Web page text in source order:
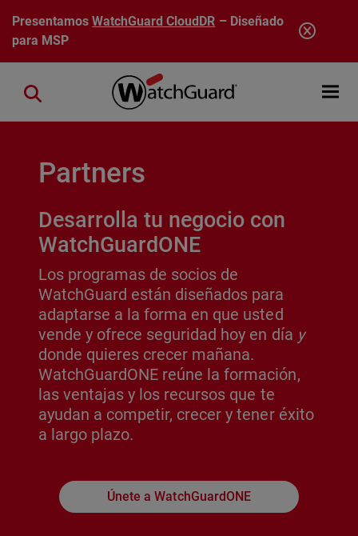
Pasar al contenido principal
PresentamosWatchGuard CloudDR – Diseñado
para MSP
Open
Close search
Partners
Desarrolla tu negocio con
WatchGuardONE
Los programas de socios de
WatchGuard están diseñados para
adaptarse a la forma en que usted
vende y ofrece seguridad hoy en día y
donde quieres crecer mañana.
WatchGuardONE reúne la formación,
las ventajas y los recursos que te
ayudan a competir, crecer y tener éxito
a largo plazo.
Únete a WatchGuardONE